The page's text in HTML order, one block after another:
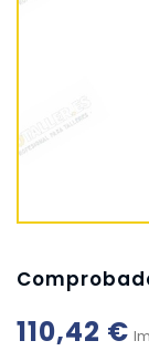
110,42 €